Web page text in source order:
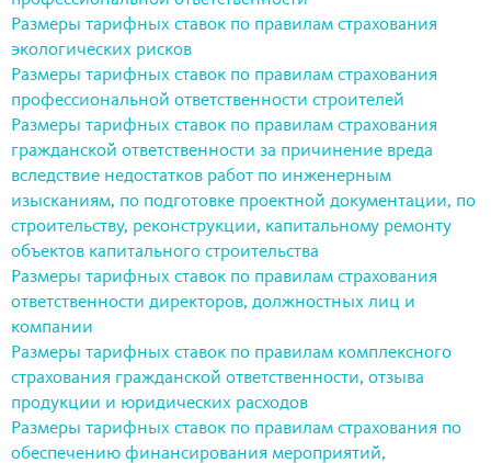
Размеры тарифных ставок по правилам страхования
экологических рисков
Размеры тарифных ставок по правилам страхования
профессиональной ответственности строителей
Размеры тарифных ставок по правилам страхования
гражданской ответственности за причинение вреда
вследствие недостатков работ по инженерным
изысканиям, по подготовке проектной документации, по
строительству, реконструкции, капитальному ремонту
объектов капитального строительства
Размеры тарифных ставок по правилам страхования
ответственности директоров, должностных лиц и
компании
Размеры тарифных ставок по правилам комплексного
страхования гражданской ответственности, отзыва
продукции и юридических расходов
Размеры тарифных ставок по правилам страхования по
обеспечению финансирования мероприятий,